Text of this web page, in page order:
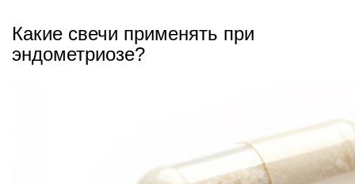
Какие свечи применять при
эндометриозе?